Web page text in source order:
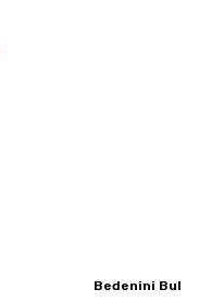
Bedenini Bul